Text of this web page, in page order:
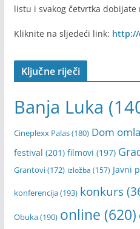
listu i svakog četvrtka dobijate
Kliknite na sljedeći link: http://
Ključne riječi
Banja Luka
Cineplexx Palas(180) Dom
festival (201) filmovi (197)
Grantovi(172) izložba (157) Javni
konferencija(193) konkurs
Obuka(190) online (620)